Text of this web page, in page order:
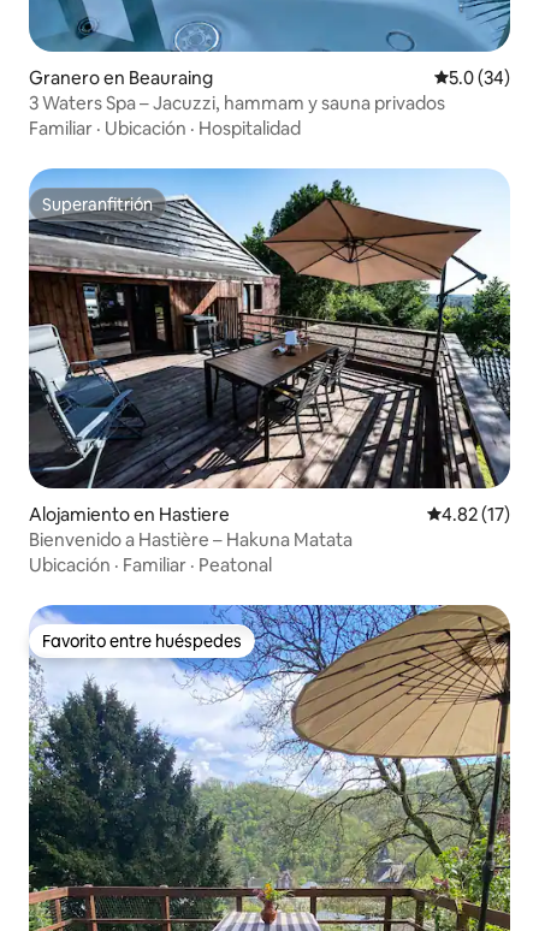
Granero en Beauraing Calificación
5.0 (34)
3 Waters Spa – Jacuzzi, hammam y sauna privados
Familiar · Ubicación · Hospitalidad
Superanfitrión
Superanfitrión
Alojamiento en Hastiere Calificación
4.82 (17)
Bienvenido a Hastière – Hakuna Matata
Ubicación · Familiar · Peatonal
Favorito entre huéspedes
Favorito entre huéspedes